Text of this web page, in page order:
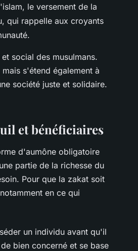
le versement de la
qui rappelle aux croyants
social des musulmans.
s'étend également à
société juste et solidaire.
et bénéficiaires
d'aumône obligatoire
partie de la richesse du
Pour que la zakat soit
en ce qui
un individu avant qu'il
bien concerné et se base